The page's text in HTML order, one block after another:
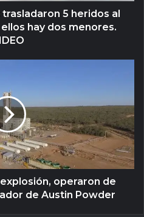
5 heridos al
hay dos menores.
explosión, operaron de
de Austin Powder